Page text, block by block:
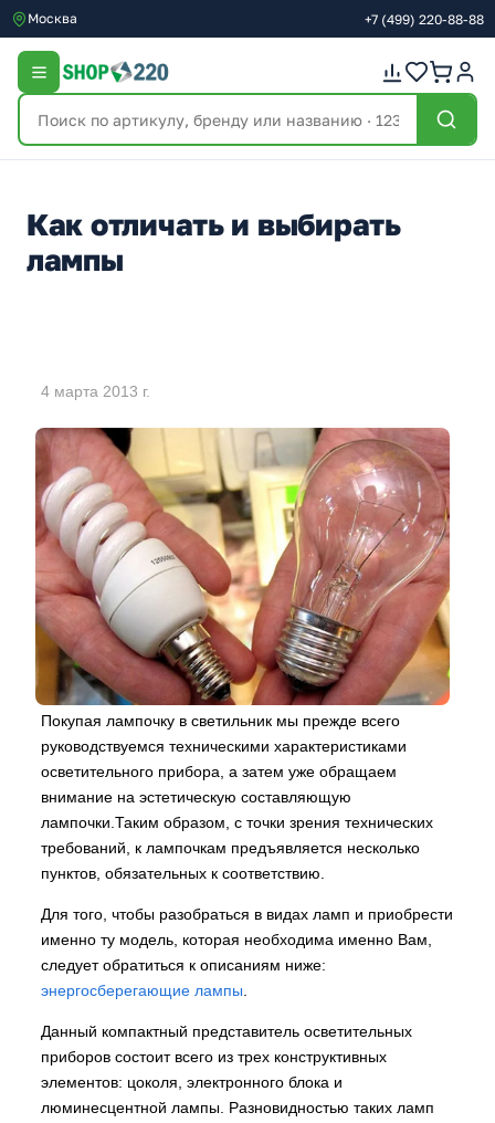
Москва +7 (499) 220-88-88
Как отличать и выбирать
лампы
4 марта 2013 г.
Покупая лампочку в светильник мы прежде всего
руководствуемся техническими характеристиками
осветительного прибора, а затем уже обращаем
внимание на эстетическую составляющую
лампочки.Таким образом, с точки зрения технических
требований, к лампочкам предъявляется несколько
пунктов, обязательных к соответствию.
Для того, чтобы разобраться в видах ламп и приобрести
именно ту модель, которая необходима именно Вам,
следует обратиться к описаниям ниже:
энергосберегающие лампы
Данный компактный представитель осветительных
приборов состоит всего из трех конструктивных
элементов: цоколя, электронного блока и
люминесцентной лампы. Разновидностью таких ламп